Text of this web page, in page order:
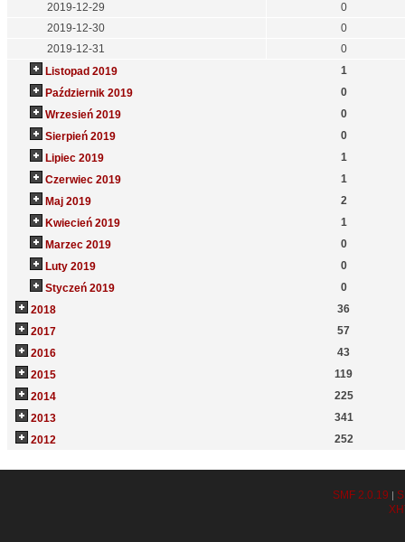
2019-12-29
0
2019-12-30
0
2019-12-31
0
Listopad 2019
1
Październik 2019
0
Wrzesień 2019
0
Sierpień 2019
0
Lipiec 2019
1
Czerwiec 2019
1
Maj 2019
2
Kwiecień 2019
1
Marzec 2019
0
Luty 2019
0
Styczeń 2019
0
2018
36
2017
57
2016
43
2015
119
2014
225
2013
341
2012
252
SMF 2.0.19